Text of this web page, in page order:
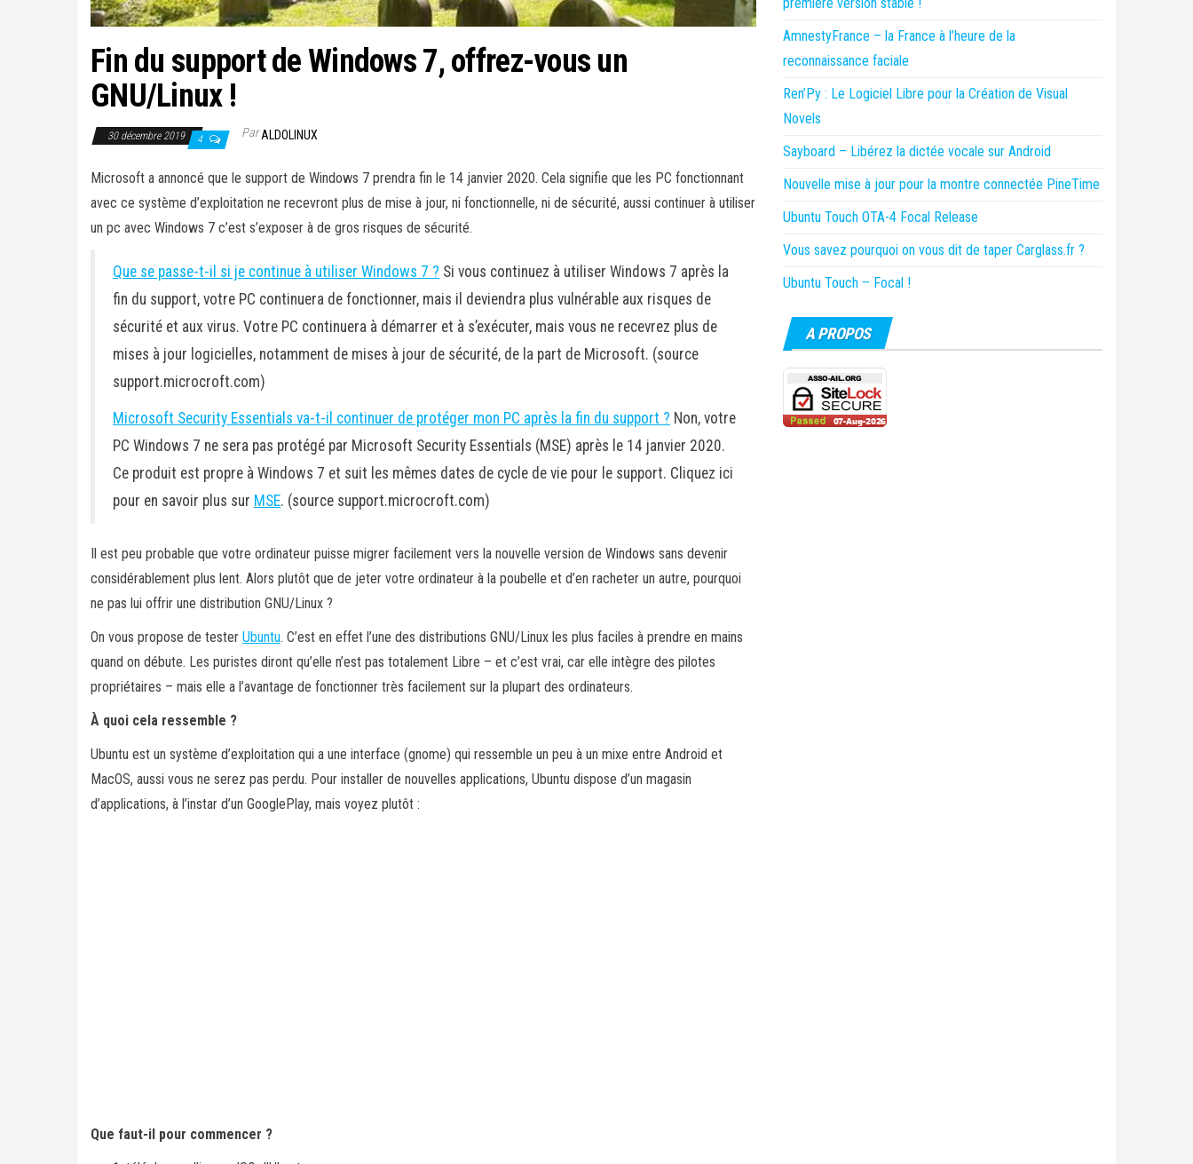
Fin du support de Windows 7, offrez-vous un
GNU/Linux !
30 décembre 2019 4 ParALDOLINUX
Microsoft a annoncé que le support de Windows 7 prendra fin le 14 janvier 2020. Cela signifie que les PC fonctionnant
avec ce système d’exploitation ne recevront plus de mise à jour, ni fonctionnelle, ni de sécurité, aussi continuer à utiliser
un pc avec Windows 7 c’est s’exposer à de gros risques de sécurité.
Que se passe-t-il si je continue à utiliser Windows 7 ? Si vous continuez à utiliser Windows 7 après la
fin du support, votre PC continuera de fonctionner, mais il deviendra plus vulnérable aux risques de
sécurité et aux virus. Votre PC continuera à démarrer et à s’exécuter, mais vous ne recevrez plus de
mises à jour logicielles, notamment de mises à jour de sécurité, de la part de Microsoft. (source
support.microcroft.com)
Microsoft Security Essentials va-t-il continuer de protéger mon PC après la fin du support ? Non, votre
PC Windows 7 ne sera pas protégé par Microsoft Security Essentials (MSE) après le 14 janvier 2020.
Ce produit est propre à Windows 7 et suit les mêmes dates de cycle de vie pour le support. Cliquez ici
pour en savoir plus sur MSE. (source support.microcroft.com)
Il est peu probable que votre ordinateur puisse migrer facilement vers la nouvelle version de Windows sans devenir
considérablement plus lent. Alors plutôt que de jeter votre ordinateur à la poubelle et d’en racheter un autre, pourquoi
ne pas lui offrir une distribution GNU/Linux ?
On vous propose de tester Ubuntu. C’est en effet l’une des distributions GNU/Linux les plus faciles à prendre en mains
quand on débute. Les puristes diront qu’elle n’est pas totalement Libre – et c’est vrai, car elle intègre des pilotes
propriétaires – mais elle a l’avantage de fonctionner très facilement sur la plupart des ordinateurs.
À quoi cela ressemble ?
Ubuntu est un système d’exploitation qui a une interface (gnome) qui ressemble un peu à un mixe entre Android et
MacOS, aussi vous ne serez pas perdu. Pour installer de nouvelles applications, Ubuntu dispose d’un magasin
d’applications, à l’instar d’un GooglePlay, mais voyez plutôt :
Que faut-il pour commencer ?
AmnestyFrance – la France à l’heure de la
reconnaissance faciale
Ren’Py : Le Logiciel Libre pour la Création de Visual
Novels
Sayboard – Libérez la dictée vocale sur Android
Nouvelle mise à jour pour la montre connectée PineTime
Ubuntu Touch OTA-4 Focal Release
Vous savez pourquoi on vous dit de taper Carglass.fr ?
Ubuntu Touch – Focal !
A PROPOS